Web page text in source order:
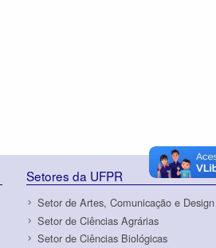
Setores da UFPR
Setor de Artes, Comunicação e Design
Setor de Ciências Agrárias
Setor de Ciências Biológicas